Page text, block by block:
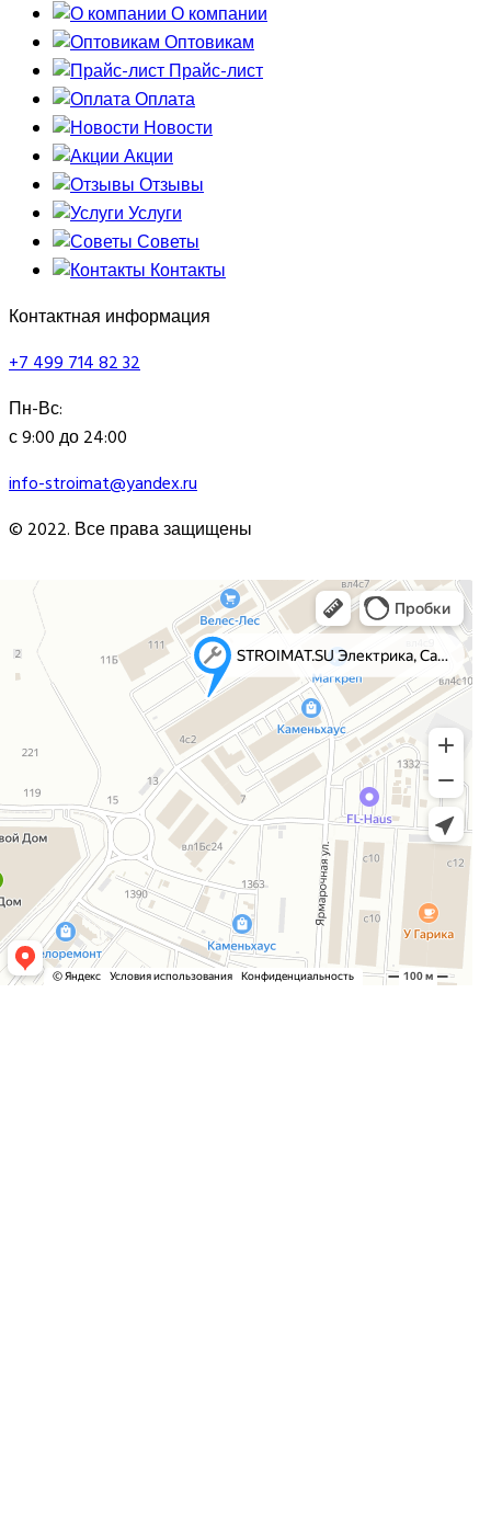
О компании
Оптовикам
Прайс-лист
Оплата
Новости
Акции
Отзывы
Услуги
Советы
Контакты
Контактная информация
+7 499 714 82 32
Пн-Вс:
с 9:00 до 24:00
info-stroimat@yandex.ru
© 2022. Все права защищены